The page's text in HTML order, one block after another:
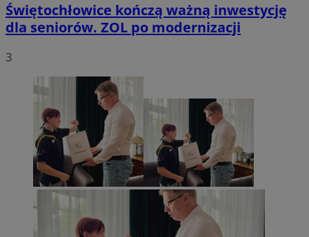
Świętochłowice kończą ważną inwestycję
dla seniorów. ZOL po modernizacji
3